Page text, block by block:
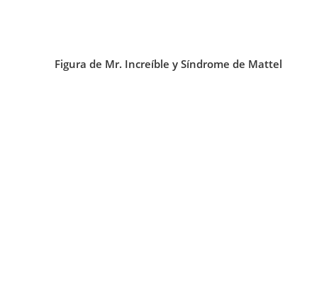
Figura de Mr. Increíble y Síndrome de Mattel